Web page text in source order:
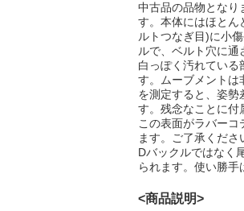
中古品の品物となり
す。本体にはほとん
ルトつなぎ目)に小
ルで、ベルト穴に通
白っぽく汚れている
す。ムーブメントは
を測定すると、姿勢
す。残念なことに付
この表面がラバーコ
ます。ご了承くだ
Dバックルではなく
られます。使い勝手
<商品説明>